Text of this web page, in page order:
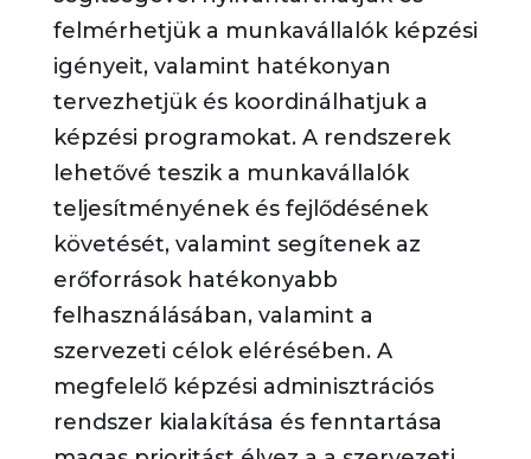
felmérhetjük a munkavállalók képzési
igényeit, valamint hatékonyan
tervezhetjük és koordinálhatjuk a
képzési programokat. A rendszerek
lehetővé teszik a munkavállalók
teljesítményének és fejlődésének
követését, valamint segítenek az
erőforrások hatékonyabb
felhasználásában, valamint a
szervezeti célok elérésében. A
megfelelő képzési adminisztrációs
rendszer kialakítása és fenntartása